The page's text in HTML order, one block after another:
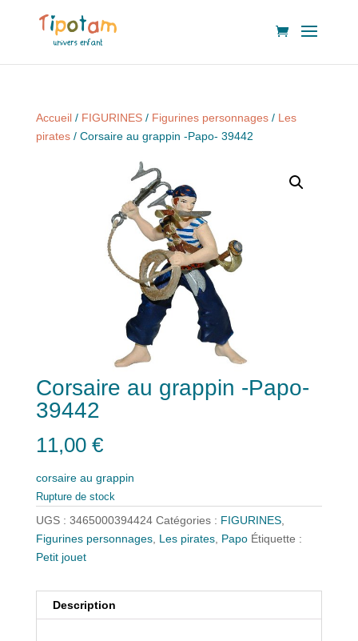
Accueil/ FIGURINES/ Figurines personnages/ Les
pirates/ Corsaire au grappin -Papo- 39442
Corsaire au grappin -Papo-
39442
11,00 €
corsaire au grappin
Rupture de stock
UGS : 3465000394424 Catégories : FIGURINES,
Figurines personnages, Les pirates, Papo Étiquette :
Petit jouet
Description